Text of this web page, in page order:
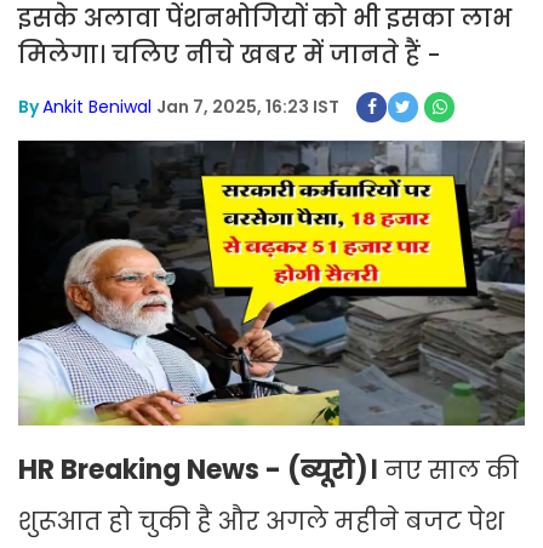
इसके अलावा पेंशनभोगियों को भी इसका लाभ
मिलेगा। चलिए नीचे खबर में जानते हैं -
ByAnkit Beniwal Jan 7, 2025, 16:23 IST
HR Breaking News - (ब्यूरो)। नए साल की
शुरूआत हो चुकी है और अगले महीने बजट पेश